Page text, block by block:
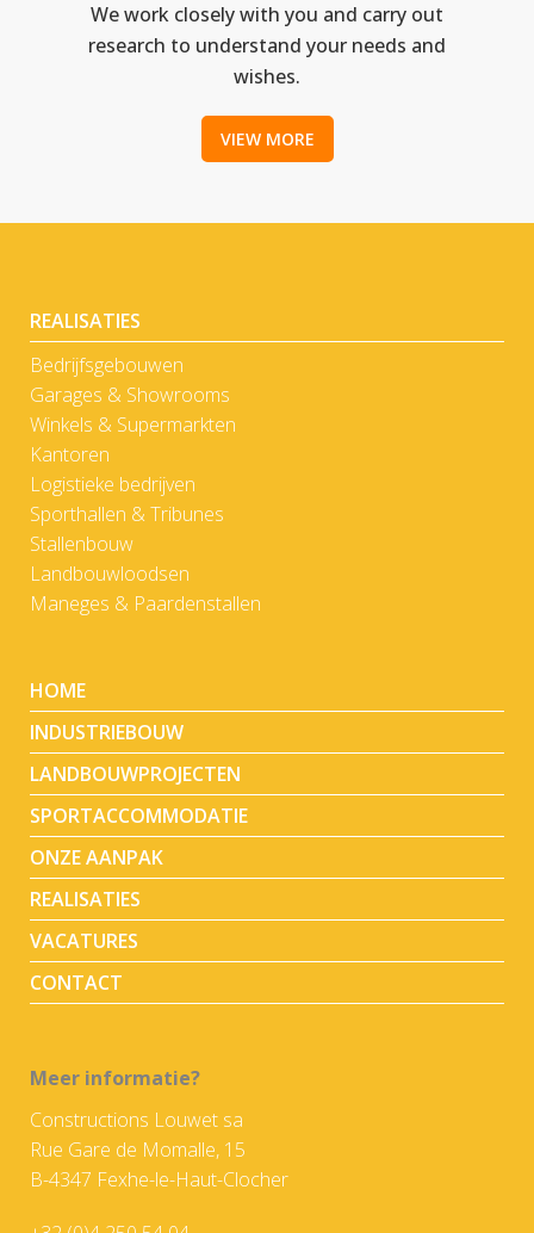
We work closely with you and carry out
research to understand your needs and
wishes.
VIEW MORE
REALISATIES
Bedrijfsgebouwen
Garages & Showrooms
Winkels & Supermarkten
Kantoren
Logistieke bedrijven
Sporthallen & Tribunes
Stallenbouw
Landbouwloodsen
Maneges & Paardenstallen
HOME
INDUSTRIEBOUW
LANDBOUWPROJECTEN
SPORTACCOMMODATIE
ONZE AANPAK
REALISATIES
VACATURES
CONTACT
Meer informatie?
Constructions Louwet sa
Rue Gare de Momalle, 15
B-4347 Fexhe-le-Haut-Clocher